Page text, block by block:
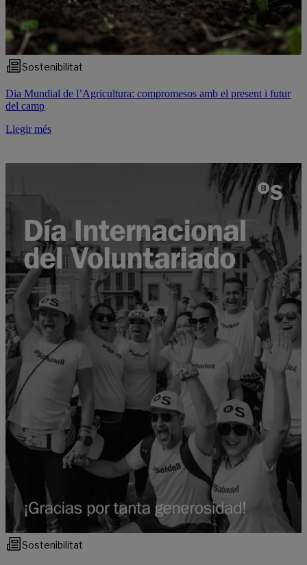
Sostenibilitat
Dia Mundial de l’Agricultura: compromesos amb el present i futur
del camp
Llegir més
Sostenibilitat